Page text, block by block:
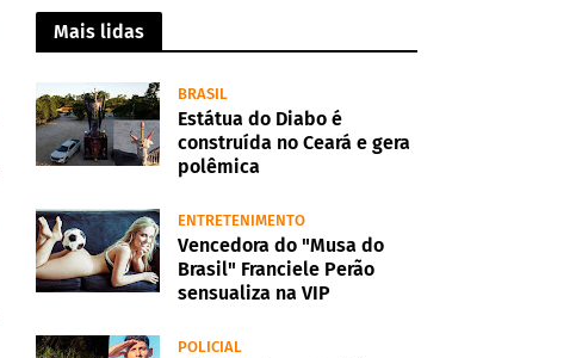
Mais lidas
BRASIL
Estátua do Diabo é
construída no Ceará e gera
polêmica
ENTRETENIMENTO
Vencedora do "Musa do
Brasil" Franciele Perão
sensualiza na VIP
POLICIAL